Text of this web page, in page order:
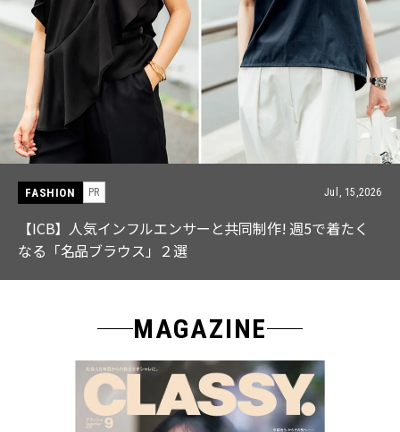
FASHION PR Jul, 15,2026
【ICB】人気インフルエンサーと共同制作! 週5で着たく
なる「名品ブラウス」２選
MAGAZINE